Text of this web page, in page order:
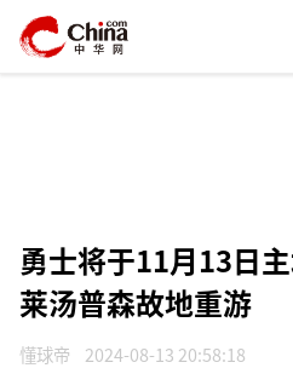
勇士将于11月13日
莱汤普森故地重游
懂球帝 2024-08-13 20:58:18